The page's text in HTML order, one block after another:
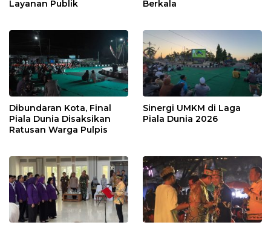
Layanan Publik
Berkala
Dibundaran Kota, Final
Piala Dunia Disaksikan
Ratusan Warga Pulpis
Sinergi UMKM di Laga
Piala Dunia 2026